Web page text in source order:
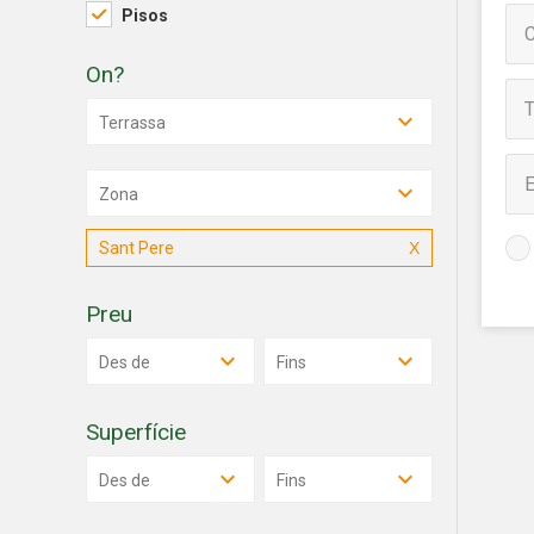
Pisos
On?
Terrassa
Zona
Sant Pere
Preu
Des de Fins
Superfície
Des de Fins
La
de